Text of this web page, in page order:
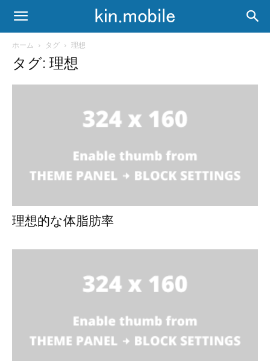
ホーム タグ 理想
タグ: 理想
理想的な体脂肪率